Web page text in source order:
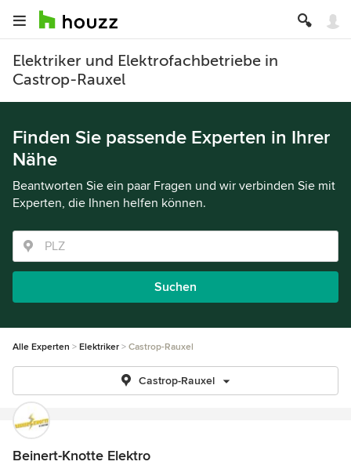
Elektriker und Elektrofachbetriebe in
Castrop-Rauxel
Finden Sie passende Experten in Ihrer
Nähe
Beantworten Sie ein paar Fragen und wir verbinden Sie mit
Experten, die Ihnen helfen können.
Suchen
Alle Experten Elektriker Castrop-Rauxel
Castrop-Rauxel
Beinert-Knotte Elektro